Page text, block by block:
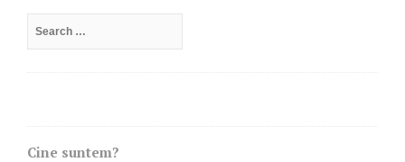
for:
Cine suntem?